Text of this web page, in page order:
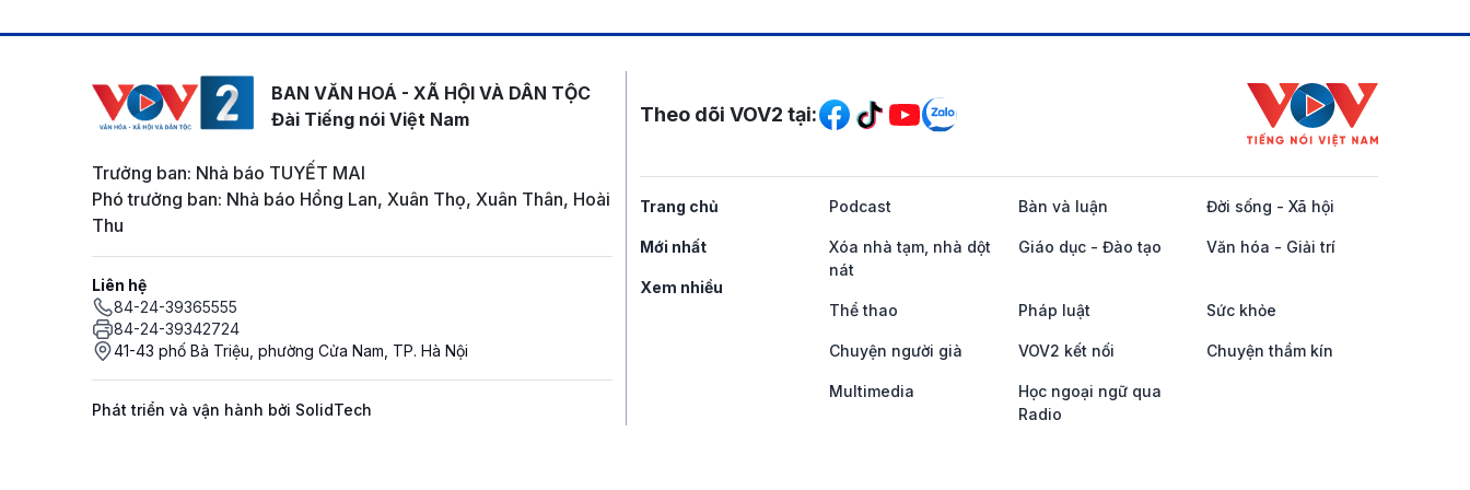
BAN VĂN HOÁ - XÃ HỘI VÀ DÂN TỘC
Đài Tiếng nói Việt Nam
Trưởng ban: Nhà báo TUYẾT MAI
Phó trưởng ban: Nhà báo Hồng Lan, Xuân Thọ, Xuân Thân, Hoài
Thu
Liên hệ
84-24-39365555
84-24-39342724
41-43 phố Bà Triệu, phường Cửa Nam, TP. Hà Nội
Phát triển và vận hành bởi SolidTech
Mạng xã hội
Theo dõi VOV2 tại:
Trang chủ
Mới nhất
Xem nhiều
Podcast Bàn và luận Đời sống - Xã hội
Xóa nhà tạm, nhà dột
nát
Giáo dục - Đào tạo Văn hóa - Giải trí
Thể thao Pháp luật Sức khỏe
Chuyện người già VOV2 kết nối Chuyện thầm kín
Multimedia
Học ngoại ngữ qua
Radio